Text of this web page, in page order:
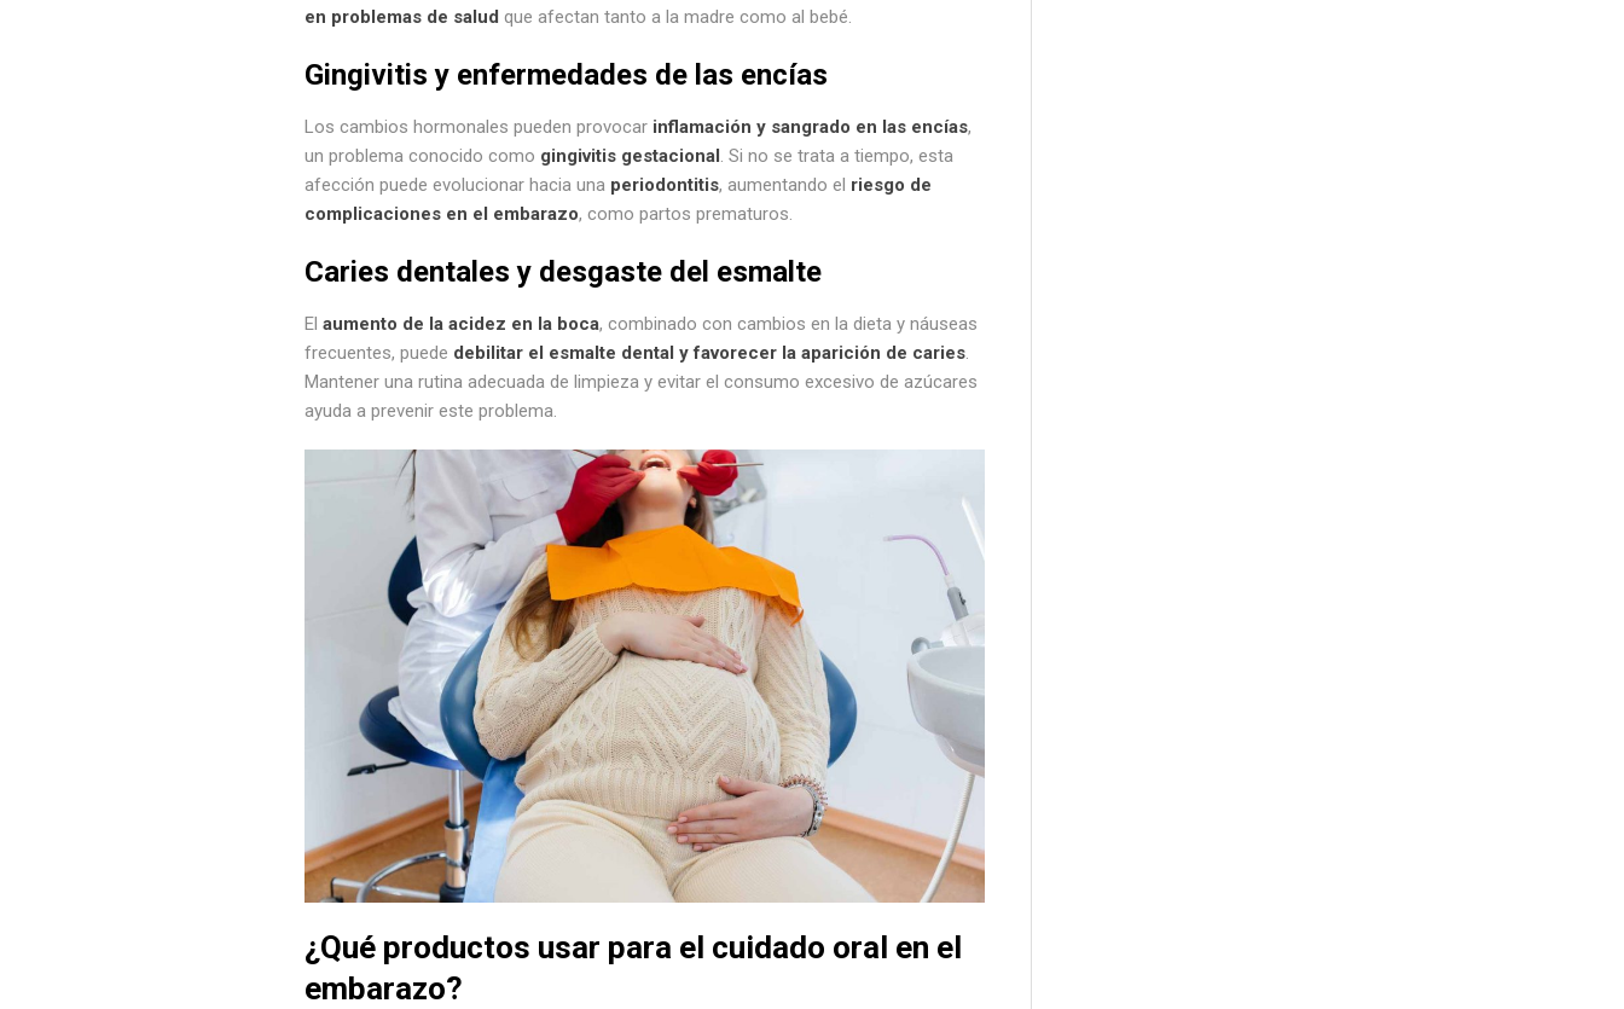
en problemas de salud que afectan tanto a la madre como al bebé.
Gingivitis y enfermedades de las encías
Los cambios hormonales pueden provocar inflamación y sangrado en las encías,
un problema conocido como gingivitis gestacional . Si no se trata a tiempo, esta
afección puede evolucionar hacia una periodontitis, aumentando el riesgo de
complicaciones en el embarazo, como partos prematuros.
Caries dentales y desgaste del esmalte
El aumento de la acidez en la boca, combinado con cambios en la dieta y náuseas
frecuentes, puede debilitar el esmalte dental y favorecer la aparición de caries
Mantener una rutina adecuada de limpieza y evitar el consumo excesivo de azúcares
ayuda a prevenir este problema.
¿Qué productos usar para el cuidado oral en el
embarazo?